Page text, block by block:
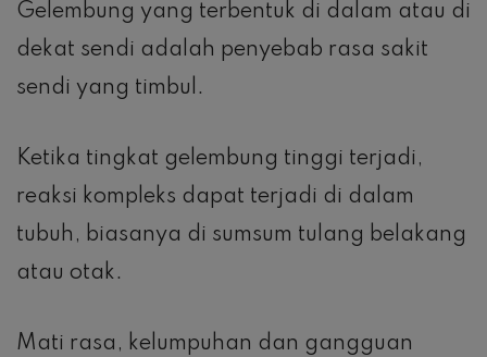
Gelembung yang terbentuk di dalam atau di
dekat sendi adalah penyebab rasa sakit
sendi yang timbul.
Ketika tingkat gelembung tinggi terjadi,
reaksi kompleks dapat terjadi di dalam
tubuh, biasanya di sumsum tulang belakang
atau otak.
Mati rasa, kelumpuhan dan gangguan